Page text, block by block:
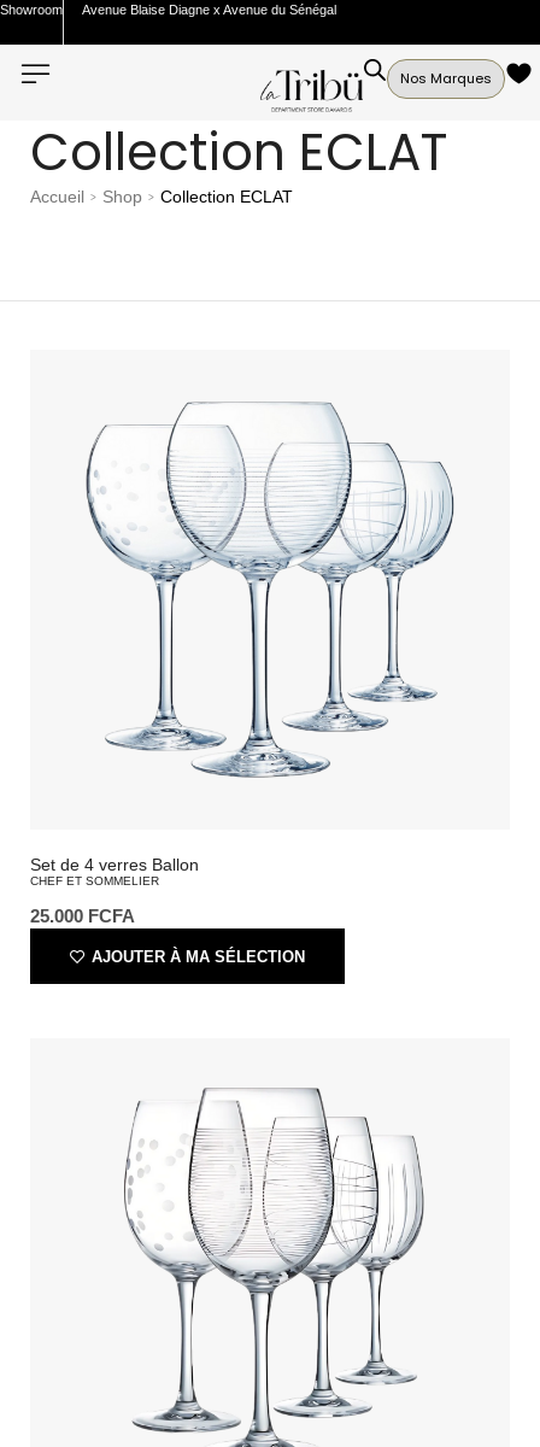
Showroom Avenue Blaise Diagne x Avenue du Sénégal
Nos Marques
Collection ECLAT
Accueil > Shop > Collection ECLAT
Set de 4 verres Ballon
CHEF ET SOMMELIER
25.000 FCFA
AJOUTER À MA SÉLECTION